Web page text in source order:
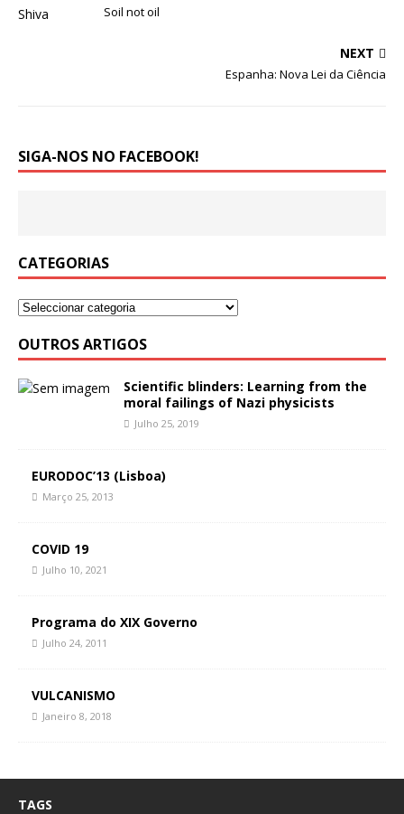
Soil not oil
NEXT
Espanha: Nova Lei da Ciência
SIGA-NOS NO FACEBOOK!
CATEGORIAS
OUTROS ARTIGOS
Scientific blinders: Learning from the
moral failings of Nazi physicists
Julho 25, 2019
EURODOC’13 (Lisboa)
Março 25, 2013
COVID 19
Julho 10, 2021
Programa do XIX Governo
Julho 24, 2011
VULCANISMO
Janeiro 8, 2018
TAGS